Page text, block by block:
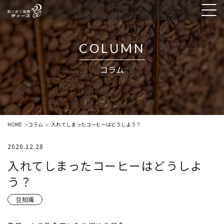
COLUMN
コラム
HOME ＞コラム ＞ 入れてしまったコーヒーはどうしよう？
2020.12.28
入れてしまったコーヒーはどうしよ
う？
豆知識